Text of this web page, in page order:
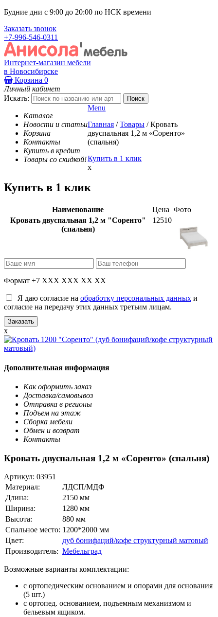
Будние дни с 9:00 до 20:00 по НСК времени
Заказать звонок
+7-996-546-0311
Интернет-магазин мебели
в Новосибирске
Корзина 0
Личный кабинет
Искать:
Каталог
Новости и статьи
Корзина
Контакты
Купить в кредит
Товары со скидкой!
Menu
Главная / Товары / Кровать
двуспальная 1,2 м «Соренто»
(спальня)
Купить в 1 клик
x
Купить в 1 клик
Наименование Цена Фото
Кровать двуспальная 1,2 м "Соренто"
(спальня)
12510
Формат +7 XXX XXX XX XX
Я даю согласие на обработку персональных данных и
согласие на передачу этих данных третьим лицам.
x
Дополнительная информация
Как оформить заказ
Доставка/самовывоз
Отправка в регионы
Подъем на этаж
Сборка мебели
Обмен и возврат
Контакты
Кровать двуспальная 1,2 м «Соренто» (спальня)
Артикул: 03951
Материал:
ЛДСП/МДФ
Длина:
2150 мм
Ширина:
1280 мм
Высота:
880 мм
Спальное место: 1200*2000 мм
Цвет:
дуб бонифаций/кофе структурный матовый
Производитель: Мебельград
Возможные варианты комплектации:
с ортопедическим основанием и опорами для основания
(5 шт.)
с ортопед. основанием, подъемным механизмом и
бельевым ящиком.